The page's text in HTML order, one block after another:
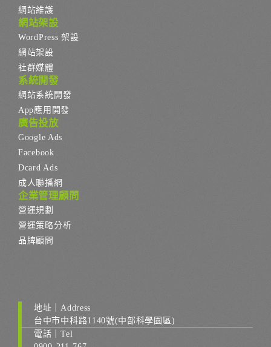
網站維護
網站架設
WordPress 架設
網站架設
社群媒體
系統開發
網站系統開發
App應用開發
廣告投放
Google Ads
Facebook
Dcard Ads
成人聯播網
企業管理顧問
營運規劃
營運策略分析
品牌顧問
地址｜Address
台中市中科路1140號(中部科學園區)
電話｜Tel